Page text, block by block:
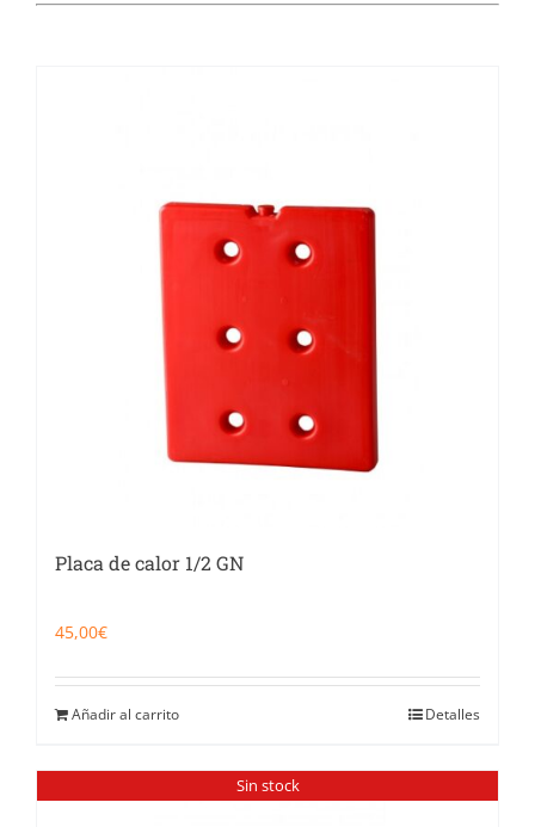
Placa de calor 1/2 GN
45,00€
Añadir al carrito Detalles
Sin stock